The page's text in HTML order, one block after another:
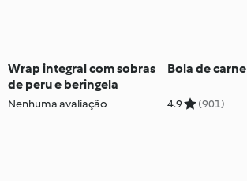
Wrap integral com sobras
de peru e beringela
Nenhuma avaliação
Bola de carne
4.9 (901)